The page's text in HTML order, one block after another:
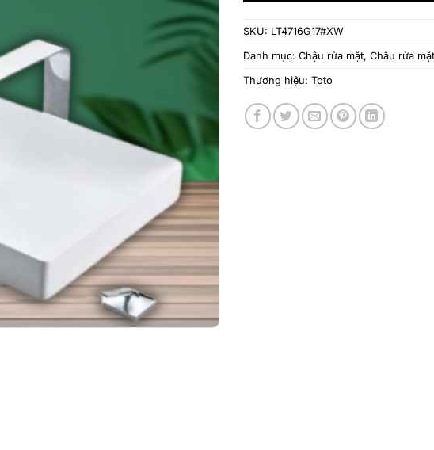
SKU: LT4716G17#XW
Danh mục: Chậu rửa mặt, Chậu rửa
Thương hiệu: Toto